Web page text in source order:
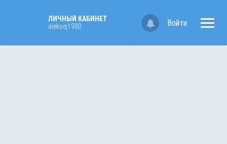
ЛИЧНЫЙ КАБИНЕТ
aleksej1980
Войти